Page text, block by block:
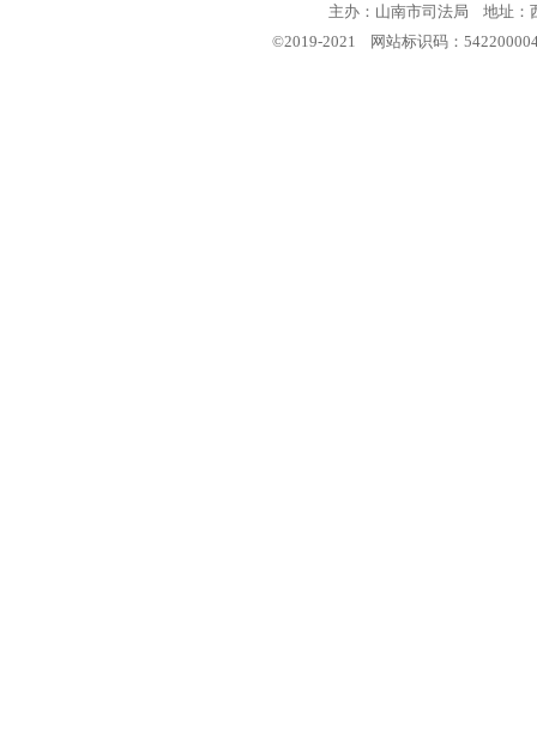
主办：山南市司法局 地址：
©2019-2021 网站标识码：